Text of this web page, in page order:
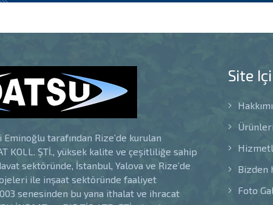
Eminoğlu tarafından Rize’de kurulan
KOLL. ŞTİ., yüksek kalite ve çeşitliliğe sahip
sektöründe, İstanbul, Yalova ve Rize’de
ile inşaat sektöründe faaliyet
senesinden bu yana ithalat ve ihracat
Site
Bizden
Foto